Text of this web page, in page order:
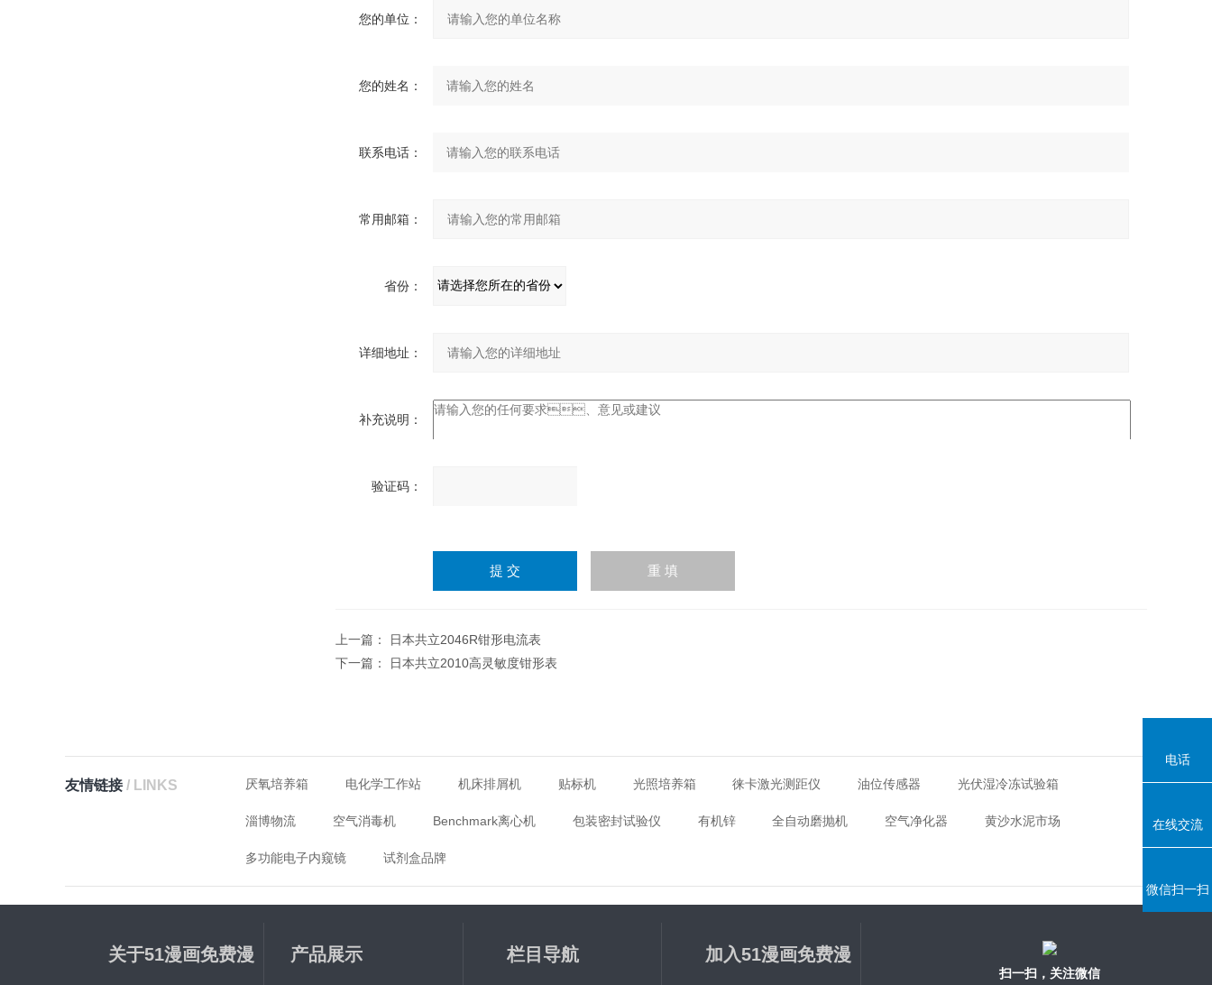
您的单位：
您的姓名：
联系电话：
常用邮箱：
省份：
详细地址：
补充说明：
验证码：
入
计算结果（填写阿拉伯数
字），如：三加四=7
上一篇：
日本共立2046R钳形电流表
下一篇：
日本共立2010高灵敏度钳形表
友情链接/ LINKS 厌氧培养箱 电化学工作站 机床排屑机 贴标机 光照培养箱 徕卡激光测距仪 油位传感器 光伏湿冷冻试验箱
淄博物流 空气消毒机 Benchmark离心机 包装密封试验仪 有机锌 全自动磨抛机 空气净化器 黄沙水泥市场
多功能电子内窥镜 试剂盒品牌
关于51漫画免费漫
产品展示 栏目导航
加入51漫画免费漫
扫一扫，关注微信
电话
在线交流
微信扫一扫